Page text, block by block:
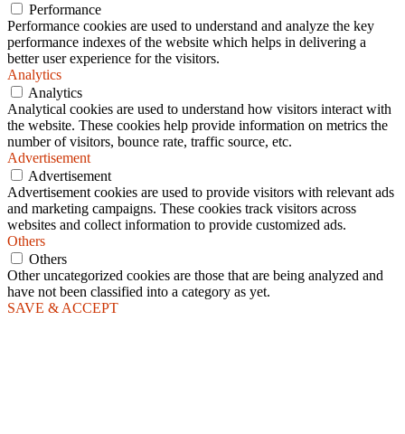
Performance
Performance cookies are used to understand and analyze the key
performance indexes of the website which helps in delivering a
better user experience for the visitors.
Analytics
Analytics
Analytical cookies are used to understand how visitors interact with
the website. These cookies help provide information on metrics the
number of visitors, bounce rate, traffic source, etc.
Advertisement
Advertisement
Advertisement cookies are used to provide visitors with relevant ads
and marketing campaigns. These cookies track visitors across
websites and collect information to provide customized ads.
Others
Others
Other uncategorized cookies are those that are being analyzed and
have not been classified into a category as yet.
SAVE & ACCEPT